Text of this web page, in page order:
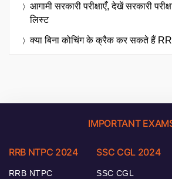
आगामी सरकारी परीक्षाएँ, देखें सरकारी
लिस्ट
क्या बिना कोचिंग के क्रैक कर सकते हैं
IMPORTANT
RRB NTPC 2024
RRB NTPC
SSC CGL 2024
SSC CGL